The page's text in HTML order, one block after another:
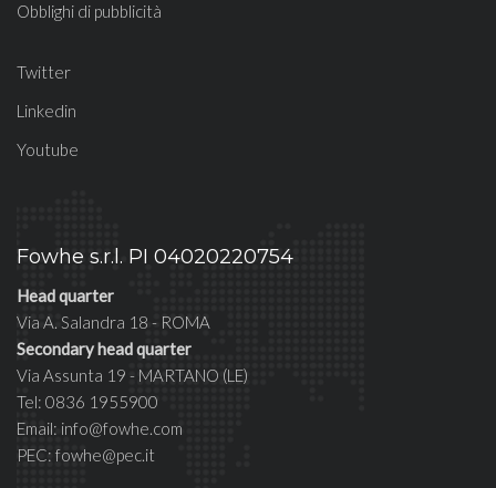
Obblighi di pubblicità
Twitter
Linkedin
Youtube
Fowhe s.r.l. PI 04020220754
Head quarter
Via A. Salandra 18 - ROMA
Secondary head quarter
Via Assunta 19 - MARTANO (LE)
Tel: 0836 1955900
Email: info@fowhe.com
PEC: fowhe@pec.it